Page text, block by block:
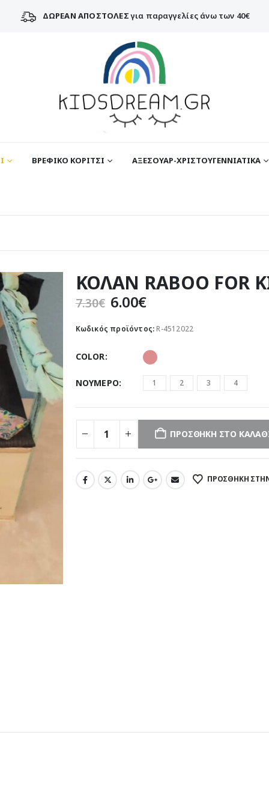
ΔΩΡΕΑΝ ΑΠΟΣΤΟΛΕΣγια παραγγελίες άνω των 40€
ΒΡΕΦΙΚΟ ΚΟΡΙΤΣΙ ΑΞΕΣΟΥΑΡ-ΧΡΙΣΤΟΥΓΕΝΝΙΑΤΙΚΑ
ΚΟΛΑΝ RABOO FOR
7.30€ Original
was:
6.00€Η
τιμή
6.00€.
Κωδικός προϊόντος: R-4512022
COLOR
ΝΟΥΜΕΡΟ 1 2 3 4
ΠΡΟΣΘΉΚΗ ΣΤΟ
ΠΡΌΣΘΉΚΗ